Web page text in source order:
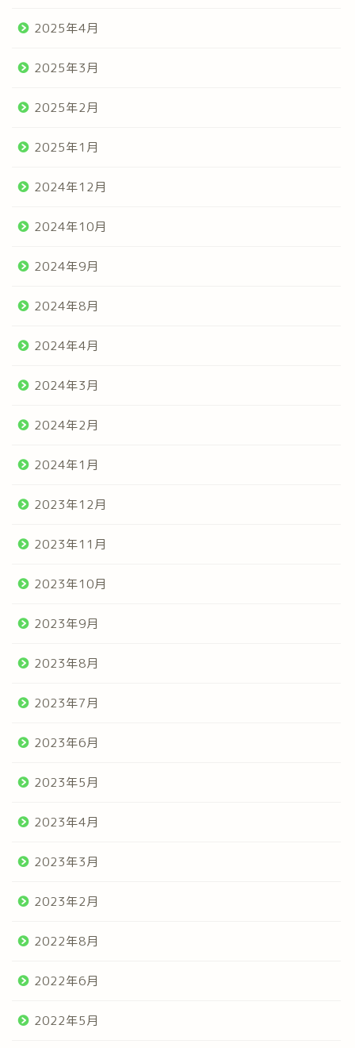
2025年4月
2025年3月
2025年2月
2025年1月
2024年12月
2024年10月
2024年9月
2024年8月
2024年4月
2024年3月
2024年2月
2024年1月
2023年12月
2023年11月
2023年10月
2023年9月
2023年8月
2023年7月
2023年6月
2023年5月
2023年4月
2023年3月
2023年2月
2022年8月
2022年6月
2022年5月